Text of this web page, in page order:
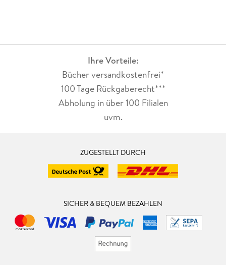
Ihre Vorteile:
Bücher versandkostenfrei*
100 Tage Rückgaberecht***
Abholung in über 100 Filialen
uvm.
ZUGESTELLT DURCH
SICHER & BEQUEM BEZAHLEN